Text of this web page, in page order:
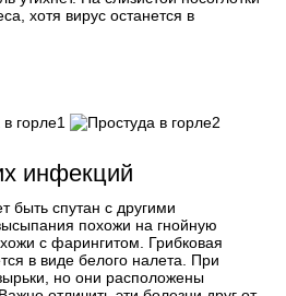
хотя вирус останется в
1 2
инфекций
быть спутан с другими
похожи на гнойную
с фарингитом. Грибковая
в виде белого налета. При
но они расположены